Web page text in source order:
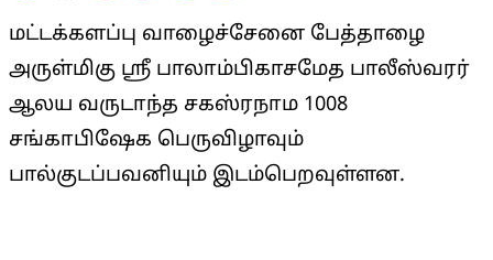
மட்டக்களப்பு வாழைச்சேனை பேத்தாழை
அருள்மிகு ஸ்ரீ பாலாம்பிகாசமேத பாலீஸ்வரர்
ஆலய வருடாந்த சகஸ்ரநாம 1008
சங்காபிஷேக பெருவிழாவும்
பால்குடப்பவனியும் இடம்பெறவுள்ளன.